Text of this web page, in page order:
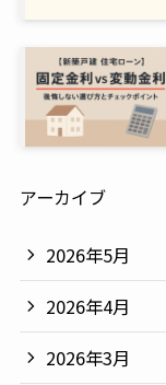
アーカイブ
2026年5月
2026年4月
2026年3月